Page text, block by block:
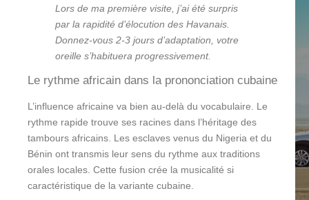
Lors de ma première visite, j’ai été surpris
par la rapidité d’élocution des Havanais.
Donnez-vous 2-3 jours d’adaptation, votre
oreille s’habituera progressivement.
Le rythme africain dans la prononciation cubaine
L’influence africaine va bien au-delà du vocabulaire. Le
rythme rapide trouve ses racines dans l’héritage des
tambours africains. Les esclaves venus du Nigeria et du
Bénin ont transmis leur sens du rythme aux traditions
orales locales. Cette fusion crée la musicalité si
caractéristique de la variante cubaine.